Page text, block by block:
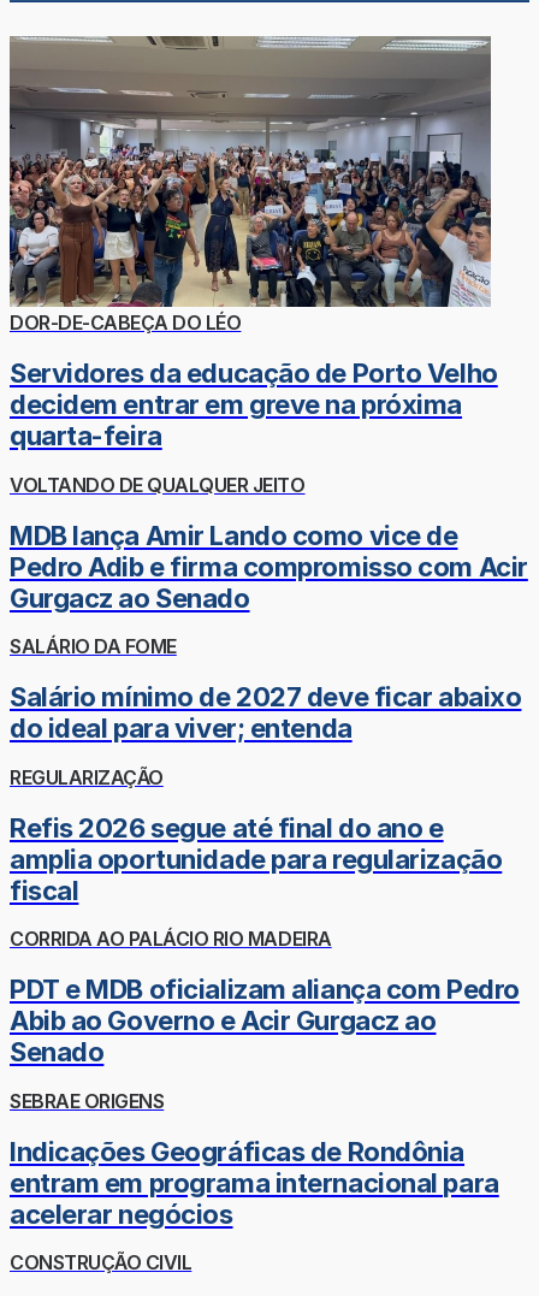
DOR-DE-CABEÇA DO LÉO
Servidores da educação de Porto Velho
decidem entrar em greve na próxima
quarta-feira
VOLTANDO DE QUALQUER JEITO
MDB lança Amir Lando como vice de
Pedro Adib e firma compromisso com Acir
Gurgacz ao Senado
SALÁRIO DA FOME
Salário mínimo de 2027 deve ficar abaixo
do ideal para viver; entenda
REGULARIZAÇÃO
Refis 2026 segue até final do ano e
amplia oportunidade para regularização
fiscal
CORRIDA AO PALÁCIO RIO MADEIRA
PDT e MDB oficializam aliança com Pedro
Abib ao Governo e Acir Gurgacz ao
Senado
SEBRAE ORIGENS
Indicações Geográficas de Rondônia
entram em programa internacional para
acelerar negócios
CONSTRUÇÃO CIVIL